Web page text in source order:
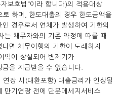
보호법”이라 합니다)의 적용대상
하며, 한도대출의 경우 한도금액을
경우로서 연체가 발생하여 기한의
는 채무자와의 기존 약정에 따를 때
면 채무이행의 기한이 도래하지
익이 상실되어 변제기가
을 지급받을 수 없습니다.
장 시(대환포함) 대출금리가 인상될
만기연장 전에 단문메세지서비스